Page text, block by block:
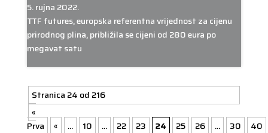
5. rujna 2022.
TTF futures, europska referentna vrijednost za cijenu
prirodnog plina, približila se cijeni od 280 eura po
megavat satu
Stranica 24 od 216
«
Prva
« ... 10 ... 22 23 24 25 26 ... 30
40